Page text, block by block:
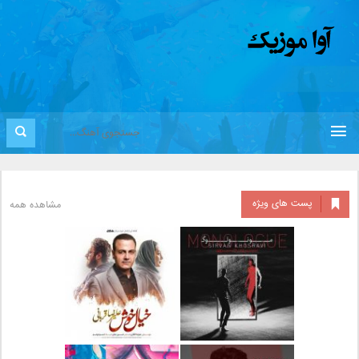
پست های ویژه مشاهده همه